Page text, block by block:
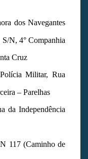
dos Navegantes
N, 4° Companhia
Cruz
Militar, Rua
– Parelhas
da Independência
117 (Caminho de